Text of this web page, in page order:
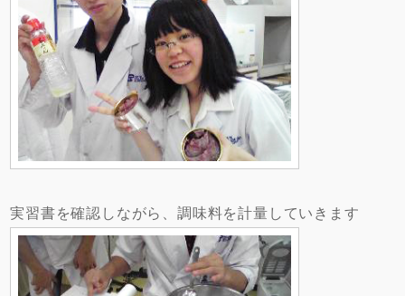
実習書を確認しながら、調味料を計量していきます